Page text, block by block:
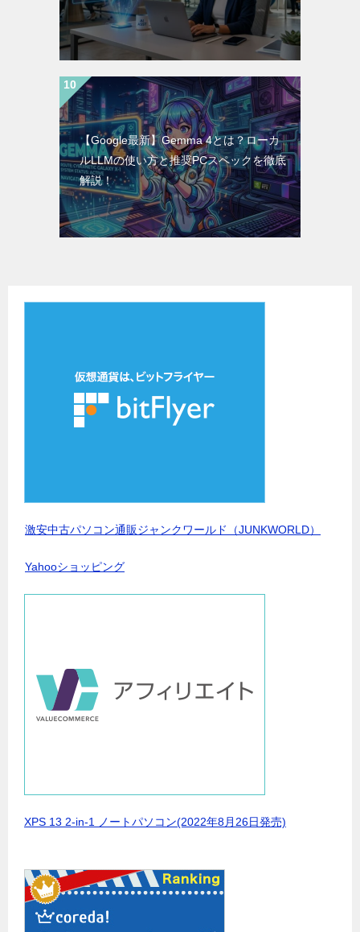
【Google最新】Gemma 4とは？ローカ
ルLLMの使い方と推奨PCスペックを徹底
解説！
激安中古パソコン通販ジャンクワールド（JUNKWORLD）
Yahooショッピング
XPS 13 2-in-1 ノートパソコン(2022年8月26日発売)